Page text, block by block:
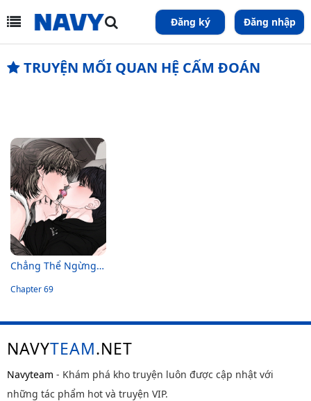
Đăng ký Đăng nhập
TRUYỆN MỐI QUAN HỆ CẤM ĐOÁN
Chẳng Thể Ngừng Lại
Chapter 69
NAVYTEAM.NET
Navyteam - Khám phá kho truyện luôn được cập nhật với
những tác phẩm hot và truyện VIP.